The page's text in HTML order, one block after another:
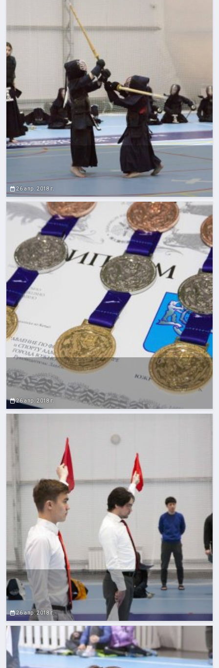
26 апр. 2018 г.
26 апр. 2018 г.
26 апр. 2018 г.